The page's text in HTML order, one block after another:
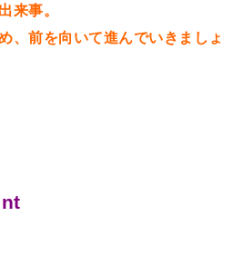
来事。
、前を向いて進んでいきましょ